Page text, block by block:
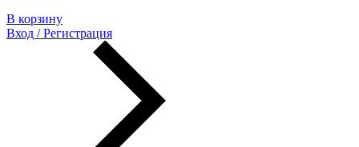
В корзину
Вход / Регистрация